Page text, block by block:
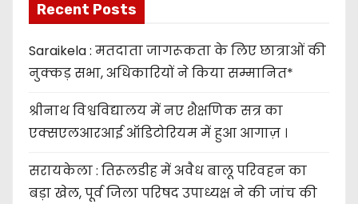
Recent Posts
Saraikela : मतदाता जागरूकता के लिए छात्राओं की
नुक्कड़ सभा, अधिकारियों ने किया सम्मानित*
श्रीनाथ विश्वविद्यालय में नए शैक्षणिक सत्र का
एक्सएलआरआई ऑडिटोरियम में हुआ आगाज़ ।
सरायकेला : तिरूलडीह में अवैध बालू परिवहन का
बड़ा खेल, पूर्व जिला परिषद उपाध्यक्ष ने की जांच की